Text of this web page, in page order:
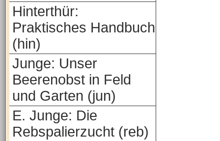
Hinterthür:
Praktisches Handbuch
(hin)
Junge: Unser
Beerenobst in Feld
und Garten (jun)
E. Junge: Die
Rebspalierzucht (reb)